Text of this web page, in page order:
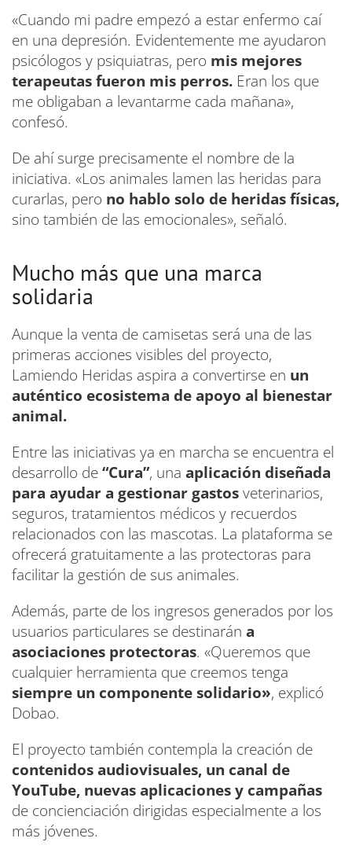
«Cuando mi padre empezó a estar enfermo caí
en una depresión. Evidentemente me ayudaron
psicólogos y psiquiatras, pero mis mejores
terapeutas fueron mis perros. Eran los que
me obligaban a levantarme cada mañana»,
confesó.
De ahí surge precisamente el nombre de la
iniciativa. «Los animales lamen las heridas para
curarlas, pero no hablo solo de heridas físicas,
sino también de las emocionales», señaló.
Mucho más que una marca
solidaria
Aunque la venta de camisetas será una de las
primeras acciones visibles del proyecto,
Lamiendo Heridas aspira a convertirse en un
auténtico ecosistema de apoyo al bienestar
animal.
Entre las iniciativas ya en marcha se encuentra el
desarrollo de“Cura”, una aplicación diseñada
para ayudar a gestionar gastosveterinarios,
seguros, tratamientos médicos y recuerdos
relacionados con las mascotas. La plataforma se
ofrecerá gratuitamente a las protectoras para
facilitar la gestión de sus animales.
Además, parte de los ingresos generados por los
usuarios particulares se destinarán a
asociaciones protectoras. «Queremos que
cualquier herramienta que creemos tenga
siempre un componente solidario», explicó
Dobao.
El proyecto también contempla la creación de
contenidos audiovisuales, un canal de
YouTube, nuevas aplicaciones y campañas
de concienciación dirigidas especialmente a los
más jóvenes.